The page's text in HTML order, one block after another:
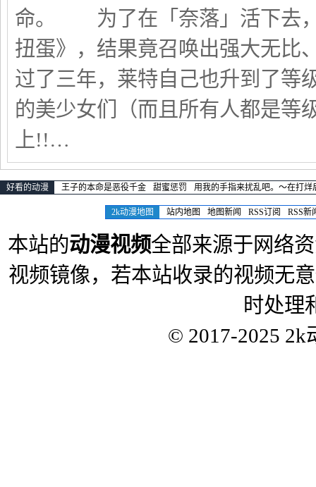
命。 为了在「奈落」活下去，
扭蛋》，结果竟召唤出强大无
过了三年，莱特自己也升到了等
的美少女们（而且所有人都是等
上!!…
好看的动漫 王子的本命是恶役千金 甜蜜惩罚 用我的手指来扰乱吧。～在打烊
2k动漫地图 站内地图 地图新闻 RSS订阅 RSS新
本站的动漫视频全部来源于网络
视频镜像，若本站收录的视频无
时处理
© 2017-2025 2k